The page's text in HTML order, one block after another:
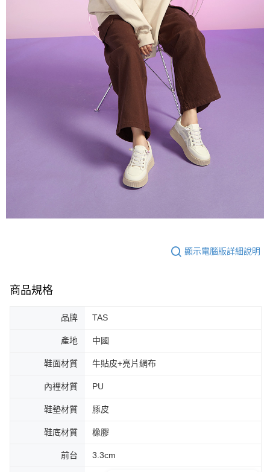
顯示電腦版詳細說明
商品規格
品牌 TAS
產地 中國
鞋面材質 牛貼皮+亮片網布
內裡材質 PU
鞋墊材質 豚皮
鞋底材質 橡膠
前台 3.3cm